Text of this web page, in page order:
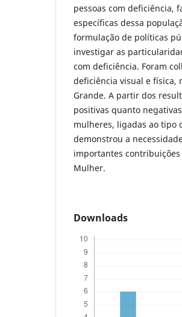
pessoas com deficiência,
específicas dessa
formulação de políticas
investigar as
com deficiência. Foram
deficiência visual e física,
Grande. A partir dos
positivas quanto
mulheres, ligadas ao tipo
demonstrou a
importantes contribuições
Mulher.
Downloads